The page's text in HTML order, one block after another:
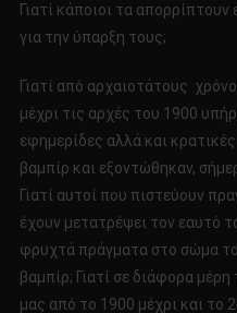
Γιατί κάποιοι τα
για την ύπαρξη τους;
Γιατί από αρχαιοτάτους
μέχρι τις αρχές του 1900
εφημερίδες αλλά και
βαμπίρ και εξοντώθηκαν,
Γιατί αυτοί που πιστεύουν
έχουν μετατρέψει τον εαυτό
φρυχτά πράγματα στο σώμα
βαμπίρ; Γιατί σε διάφορα
μας από το 1900 μέχρι και το